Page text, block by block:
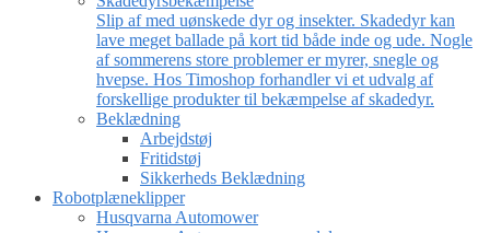
Slip af med uønskede dyr og insekter. Skadedyr kan
lave meget ballade på kort tid både inde og ude. Nogle
af sommerens store problemer er myrer, snegle og
hvepse. Hos Timoshop forhandler vi et udvalg af
forskellige produkter til bekæmpelse af skadedyr.
Beklædning
Arbejdstøj
Fritidstøj
Sikkerheds Beklædning
Robotplæneklipper
Husqvarna Automower